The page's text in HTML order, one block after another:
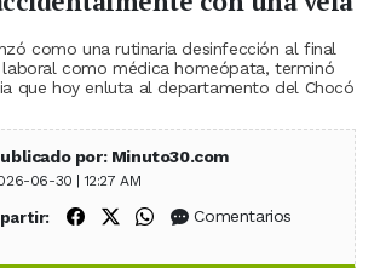
como una rutinaria desinfección al final
como médica homeópata, terminó
que hoy enluta al departamento del Chocó
por: Minuto30.com
06-30 | 12:27 AM
Compartir en Facebook
Compartir en X (Twitter)
Compartir en WhatsApp
Comentarios